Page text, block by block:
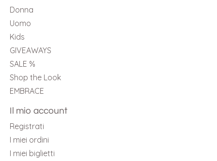
Donna
Uomo
Kids
GIVEAWAYS
SALE %
Shop the Look
EMBRACE
Il mio account
Registrati
I miei ordini
I miei biglietti